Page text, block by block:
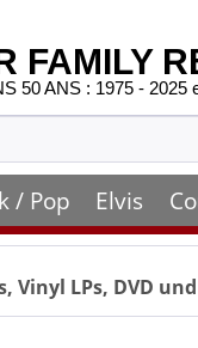
FAMILY
50 ANS : 1975 - 2025
/ Pop Elvis
Vinyl LPs, DVD